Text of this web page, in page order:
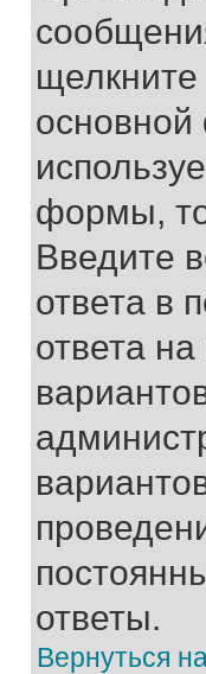
формы, то
Введите
ответа в
ответа
ответы.
Вернуться